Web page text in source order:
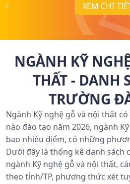
XEM CHI
NGÀNH KỸ
THẤT - DANH
TRƯỜNG
Ngành Kỹ nghệ gỗ và nội thất
nào đào tạo năm 2026, ngành
bao nhiêu điểm, có những
Dưới đây là thống kê danh sách
ngành Kỹ nghệ gỗ và nội thất,
theo tỉnh/TP, phương thức xét